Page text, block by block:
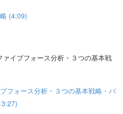
(4:09)
イブフォース分析・３つの基本戦
フォース分析・３つの基本戦略・バ